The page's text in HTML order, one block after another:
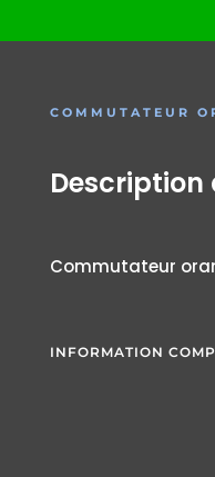
COMMUTATEUR
Commutateur
INFORMATION